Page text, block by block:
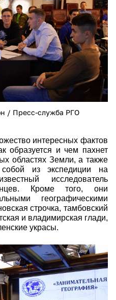
/ Пресс-служба РГО
интересных фактов
образуется и чем пахнет
областях Земли, а также
из экспедиции на
исследователь
Кроме того, они
географическими
строчка, тамбовский
и владимирская глади,
украсы.